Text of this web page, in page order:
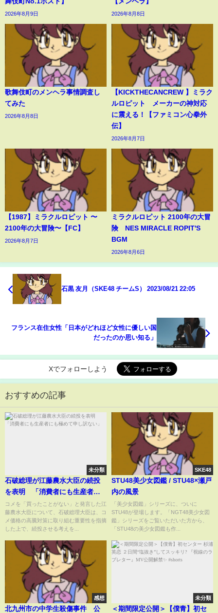
2026年8月9日 2026年8月8日
歌舞伎町のメンヘラ事情調査し
てみた
2026年8月8日
【KICKTHECANCREW 】ミラク
ルロピット メーカーの神対応
に震える！【ファミコン心拳外
伝】
2026年8月7日
【1987】ミラクルロピット 〜
2100年の大冒険〜【FC】
2026年8月7日
ミラクルロピット 2100年の大冒
険 NES MIRACLE ROPIT'S
BGM
2026年8月6日
石黒 友月（SKE48 チームS） 2023/08/21 22:05
フランス在住女性「日本がどれほど女性に優しい国
だったのか思い知る」
Xでフォローしよう
おすすめの記事
未分類
石破総理が江藤農水大臣の続投
を表明 「消費者にも生産者に
も極めて申し訳ない」
コメを「買ったことがない」と発言した江
藤農水大臣について、石破総理大臣は、コ
メ価格の高騰対策に取り組む重要性を指摘
した上で、続投させる考えを...
SKE48
STU48美少女図鑑 / STU48×瀬戸
内の風景
「美少女図鑑」シリーズに、ついに
STU48が登場します。「NGT48美少女図
鑑」シリーズをご覧いただいた方から、
「STU48の美少女図鑑も作...
感想
北九州市の中学生殺傷事件 公
未分類
＜期間限定公開＞【僕青】初セ